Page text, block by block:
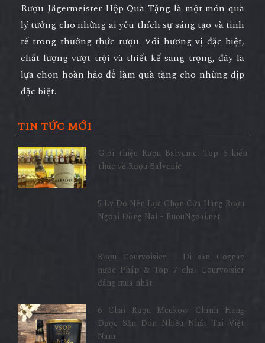
Rượu Jägermeister Hộp Quà Tặng là một món quà
lý tưởng cho những ai yêu thích sự sáng tạo và tinh
tế trong thưởng thức rượu. Với hương vị đặc biệt,
chất lượng vượt trội và thiết kế sang trọng, đây là
lựa chọn hoàn hảo để làm quà tặng cho những dịp
đặc biệt.
TIN TỨC MỚI
Giới thiệu Rượu Balvenie, Top 6 kiến
thức về Rượu Balvenie
5 Lý Do Nên Lựa Chọn Cửa Hàng Rượu
Ngoại Đồng Nai – RuouNgoai.net
Rượu Courvoisier – Di sản Cognac
nước Pháp & Top 7 chai Courvoisier
đáng mua nhất
6 Chai Rượu Meukow Chính Hãng
Được Săn Đón Nhiều Nhất Tại Việt
Nam